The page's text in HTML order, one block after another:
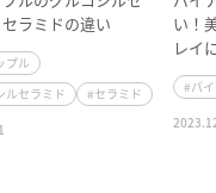
ラミドの違い
プル
ルセラミド
#セラミド
い！
レイ
#パ